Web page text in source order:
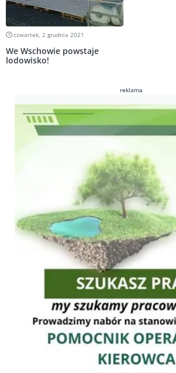
czwartek, 2 grudnia 2021
We Wschowie powstaje
lodowisko!
reklama